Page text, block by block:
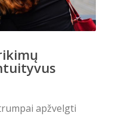
apžvelgti